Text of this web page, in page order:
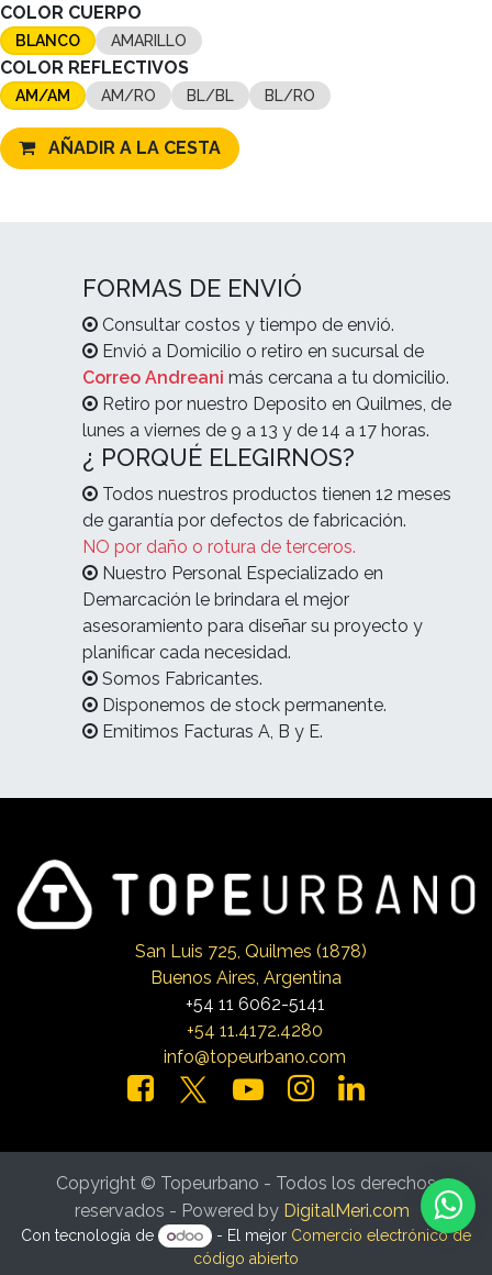
COLOR CUERPO
BLANCO AMARILLO
COLOR REFLECTIVOS
AM/AM AM/RO BL/BL BL/RO
AÑADIR A LA CESTA
FORMAS DE ENVIÓ
Consultar costos y tiempo de envió.
Envió a Domicilio o retiro en sucursal de
Correo Andreani más cercana a tu domicilio.
Retiro por nuestro Deposito en Quilmes, de
lunes a viernes de 9 a 13 y de 14 a 17 horas.
¿ PORQUÉ ELEGIRNOS?
Todos nuestros productos tienen 12 meses
de garantía por defectos de fabricación.
NO por daño o rotura de terceros.
Nuestro Personal Especializado en
Demarcación le brindara el mejor
asesoramiento para diseñar su proyecto y
planificar cada necesidad.
Somos Fabricantes.
Disponemos de stock permanente.
Emitimos Facturas A, B y E.
San Luis 725, Quilmes (1878)
Buenos Aires, Argentina
+54 11 6062-5141
+54 11.4172.4280
info@topeurbano.com
Copyright © Topeurbano - Todos los derechos
reservados - Powered by DigitalMeri.com
Con tecnología de - El mejor Comercio electrónico de
código abierto